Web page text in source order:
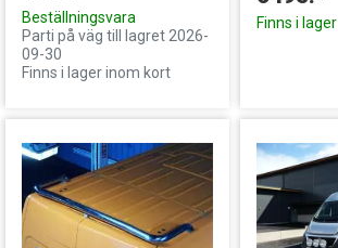
Beställningsvara
Parti på väg till lagret 2026-
09-30
Finns i lager inom kort
Finns i lager